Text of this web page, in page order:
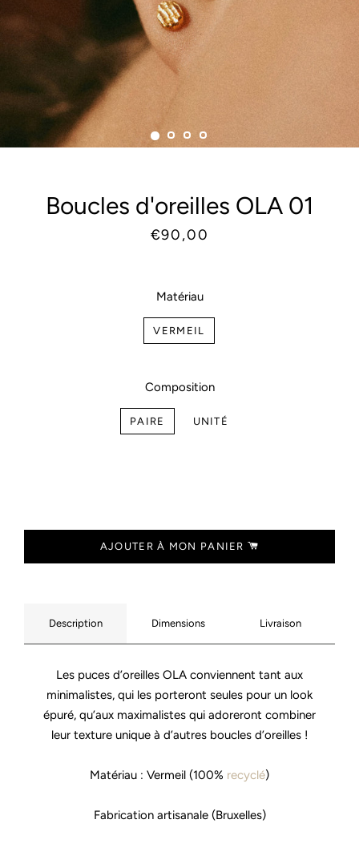
Boucles d'oreilles OLA 01
Prix
Prix
€90,00
Matériau
VERMEIL
Composition
PAIRE UNITÉ
AJOUTER À MON PANIER
Description Dimensions Livraison
Les puces d’oreilles OLA conviennent tant aux
minimalistes, qui les porteront seules pour un look
épuré, qu’aux maximalistes qui adoreront combiner
leur texture unique à d’autres boucles d’oreilles !
Matériau : Vermeil (100% recyclé)
Fabrication artisanale (Bruxelles)